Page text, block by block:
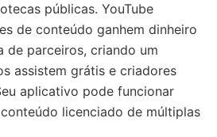
públicas. YouTube
de conteúdo ganhem dinheiro
de parceiros, criando um
assistem grátis e criadores
aplicativo pode funcionar
licenciado de múltiplas